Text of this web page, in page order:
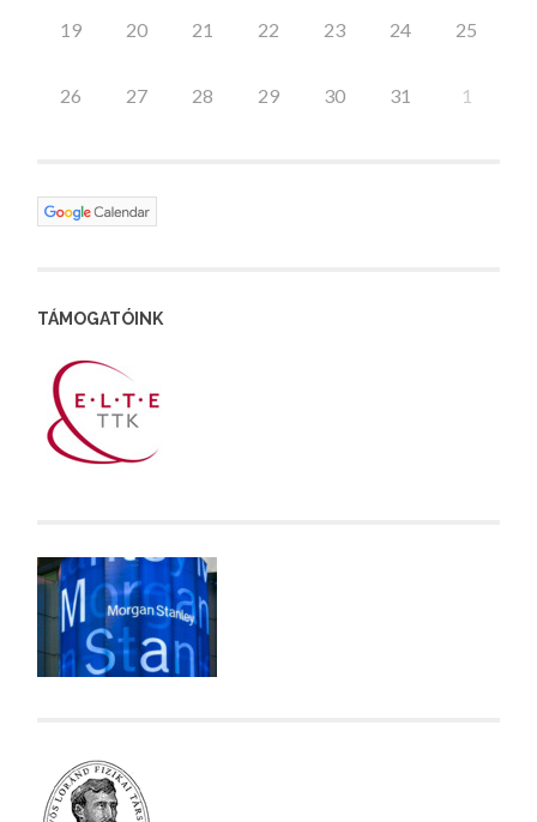
19 20 21 22 23 24 25
26 27 28 29 30 31 1
TÁMOGATÓINK